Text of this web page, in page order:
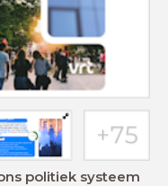
politiek systeem